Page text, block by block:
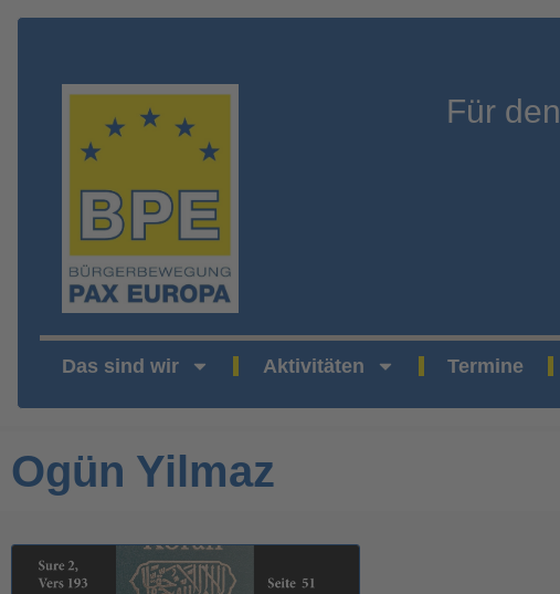
Für den
Das sind wir Aktivitäten Termine
Ogün Yilmaz